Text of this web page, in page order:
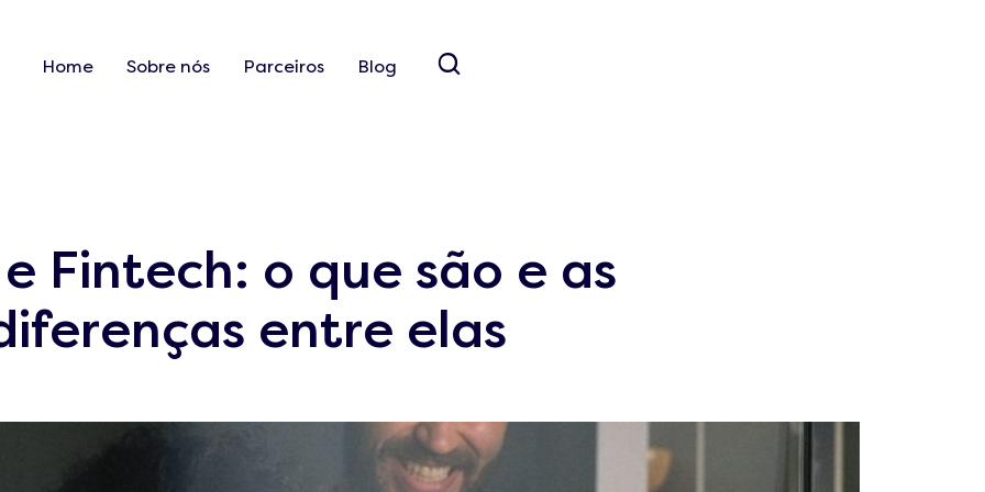
Home Sobre nós Parceiros Blog
e Fintech: o que são e as
entre elas